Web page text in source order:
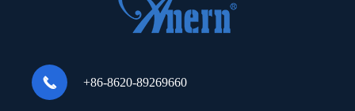
 +86-8620-89269660